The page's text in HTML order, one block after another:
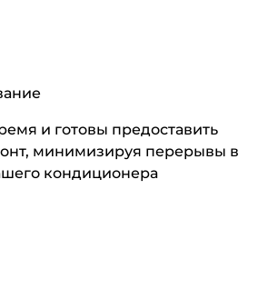
и готовы предоставить
минимизируя перерывы в
кондиционера